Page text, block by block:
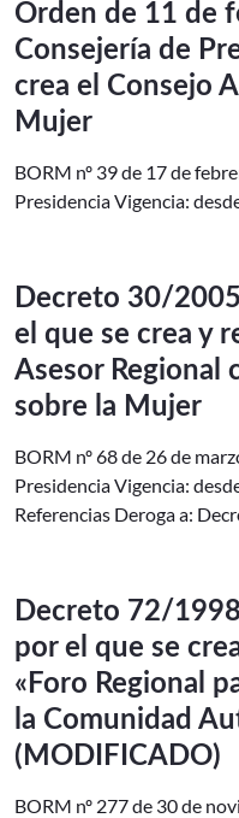
Orden de 11 de
Consejería de
crea el Consejo
Mujer
BORM nº 39 de 17 de
Presidencia Vigencia:
Decreto 30/
el que se crea y
Asesor Regional
sobre la Mujer
BORM nº 68 de 26 de
Presidencia Vigencia:
Referencias Deroga a:
Decreto 72/
por el que se
«Foro Regional
la Comunidad
(MODIFICADO)
BORM nº 277 de 30 de